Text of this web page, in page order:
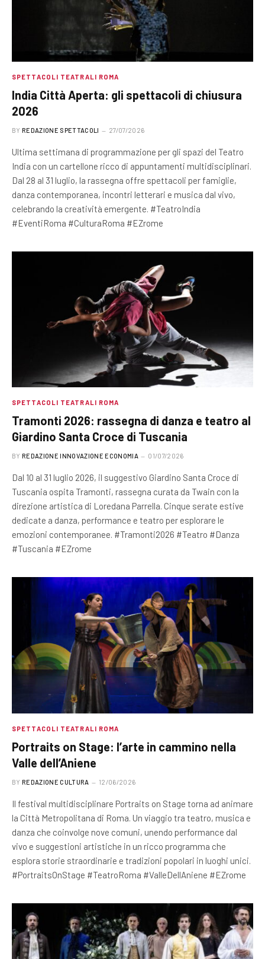
SPETTACOLI TEATRALI ROMA
India Città Aperta: gli spettacoli di chiusura
2026
BY REDAZIONE SPETTACOLI 27/07/2026
Ultima settimana di programmazione per gli spazi del Teatro
India con un cartellone ricco di appuntamenti multidisciplinari.
Dal 28 al 31 luglio, la rassegna offre spettacoli per famiglie,
danza contemporanea, incontri letterari e musica dal vivo,
celebrando la creatività emergente. #TeatroIndia
#EventiRoma #CulturaRoma #EZrome
SPETTACOLI TEATRALI ROMA
Tramonti 2026: rassegna di danza e teatro al
Giardino Santa Croce di Tuscania
BY REDAZIONE INNOVAZIONE ECONOMIA 01/07/2026
Dal 10 al 31 luglio 2026, il suggestivo Giardino Santa Croce di
Tuscania ospita Tramonti, rassegna curata da Twain con la
direzione artistica di Loredana Parrella. Cinque serate estive
dedicate a danza, performance e teatro per esplorare le
emozioni contemporanee. #Tramonti2026 #Teatro #Danza
#Tuscania #EZrome
SPETTACOLI TEATRALI ROMA
Portraits on Stage: l’arte in cammino nella
Valle dell’Aniene
BY REDAZIONE CULTURA 12/06/2026
Il festival multidisciplinare Portraits on Stage torna ad animare
la Città Metropolitana di Roma. Un viaggio tra teatro, musica e
danza che coinvolge nove comuni, unendo performance dal
vivo e suggestioni artistiche in un ricco programma che
esplora storie straordinarie e tradizioni popolari in luoghi unici.
#PortraitsOnStage #TeatroRoma #ValleDellAniene #EZrome